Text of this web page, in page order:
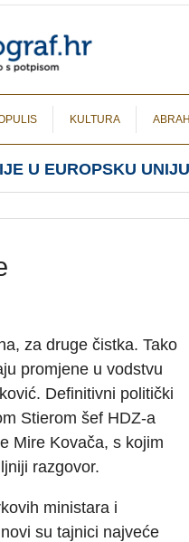
KULTURA
U EUROPSKU
za druge čistka. Tako
promjene u vodstvu
Definitivni politički
Stierom šef HDZ-a
Mire Kovača, s kojim
razgovor.
ministara i
su tajnici najveće